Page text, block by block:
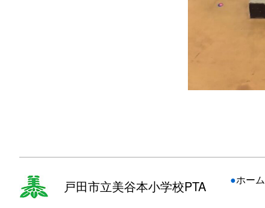
戸田市立美谷本小学校PTA ●ホーム